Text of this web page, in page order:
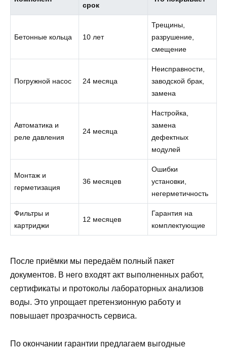
срок
Бетонные кольца 10 лет
Трещины,
разрушение,
смещение
Погружной насос 24 месяца
Неисправности,
заводской брак,
замена
Автоматика и
реле давления
24 месяца
Настройка,
замена
дефектных
модулей
Монтаж и
герметизация
36 месяцев
Ошибки
установки,
негерметичность
Фильтры и
картриджи
12 месяцев
Гарантия на
комплектующие
После приёмки мы передаём полный пакет
документов. В него входят акт выполненных работ,
сертификаты и протоколы лабораторных анализов
воды. Это упрощает претензионную работу и
повышает прозрачность сервиса.
По окончании гарантии предлагаем выгодные